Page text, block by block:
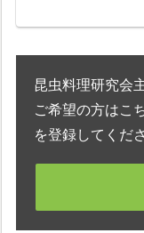
昆虫料理研究会
ご希望の方はこ
を登録してくだ